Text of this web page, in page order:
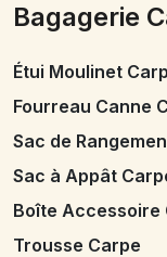
Bagagerie
Étui Moulinet
Fourreau Canne
Sac de
Sac à Appât
Boîte Accessoire
Trousse Carpe